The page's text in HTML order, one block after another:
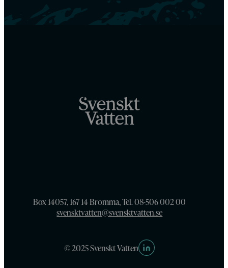
Box 14057, 167 14 Bromma, Tel. 08-506 002 00
svensktvatten@svensktvatten.se
© 2025 Svenskt Vatten